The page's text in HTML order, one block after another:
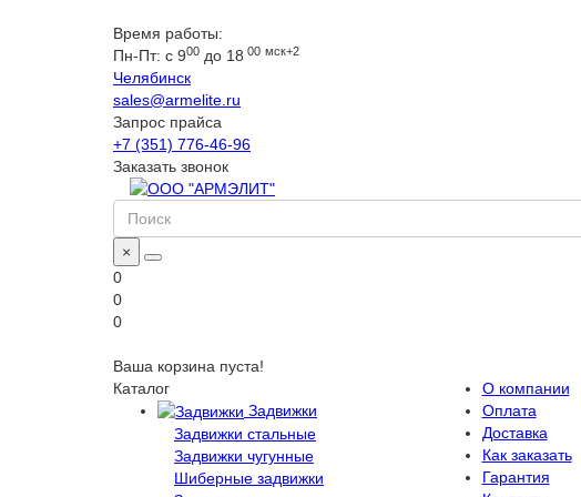
Время работы:
Пн-Пт: с 900 до 18 00 мск+2
Челябинск
sales@armelite.ru
Запрос прайса
+7 (351) 776-46-96
Заказать звонок
×
0
0
0
Ваша корзина пуста!
Каталог
Задвижки
Задвижки стальные
Задвижки чугунные
Шиберные задвижки
О компании
Оплата
Доставка
Как заказать
Гарантия